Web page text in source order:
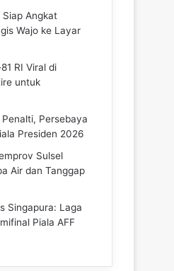
Siap Angkat
Wajo ke Layar
RI Viral di
untuk
Persebaya
Presiden 2026
Sulsel
Air dan Tanggap
Singapura: Laga
Piala AFF